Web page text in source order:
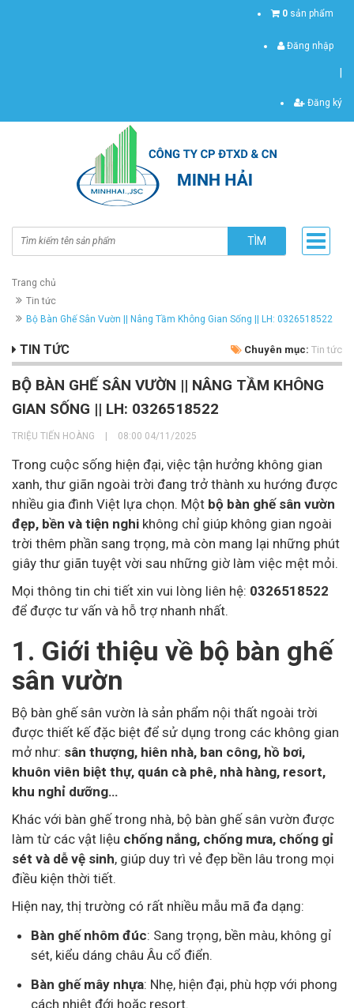
0 sản phẩm
Đăng nhập
Đăng ký
TÌM
Trang chủ
Tin tức
Bộ Bàn Ghế Sân Vườn || Nâng Tầm Không Gian Sống || LH: 0326518522
TIN TỨC Chuyên mục: Tin tức
BỘ BÀN GHẾ SÂN VƯỜN || NÂNG TẦM KHÔNG
GIAN SỐNG || LH: 0326518522
TRIỆU TIẾN HOÀNG 08:00 04/11/2025
Trong cuộc sống hiện đại, việc tận hưởng không gian
xanh, thư giãn ngoài trời đang trở thành xu hướng được
nhiều gia đình Việt lựa chọn. Một bộ bàn ghế sân vườn
đẹp, bền và tiện nghi không chỉ giúp không gian ngoài
trời thêm phần sang trọng, mà còn mang lại những phút
giây thư giãn tuyệt vời sau những giờ làm việc mệt mỏi.
Mọi thông tin chi tiết xin vui lòng liên hệ: 0326518522
để được tư vấn và hỗ trợ nhanh nhất.
1. Giới thiệu về bộ bàn ghế
sân vườn
Bộ bàn ghế sân vườn là sản phẩm nội thất ngoài trời
được thiết kế đặc biệt để sử dụng trong các không gian
mở như: sân thượng, hiên nhà, ban công, hồ bơi,
khuôn viên biệt thự, quán cà phê, nhà hàng, resort,
khu nghỉ dưỡng…
Khác với bàn ghế trong nhà, bộ bàn ghế sân vườn được
làm từ các vật liệu chống nắng, chống mưa, chống gỉ
sét và dễ vệ sinh, giúp duy trì vẻ đẹp bền lâu trong mọi
điều kiện thời tiết.
Hiện nay, thị trường có rất nhiều mẫu mã đa dạng:
Bàn ghế nhôm đúc: Sang trọng, bền màu, không gỉ
sét, kiểu dáng châu Âu cổ điển.
Bàn ghế mây nhựa: Nhẹ, hiện đại, phù hợp với phong
cách nhiệt đới hoặc resort.